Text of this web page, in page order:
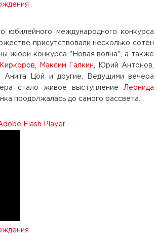
юбилейного международного конкурса
присутствовали несколько сотен
жюри конкурса "Новая волна", а также
Максим Галкин
, Юрий Антонов,
Анита Цой и другие. Ведущими вечера
стало живое выступлениеЛеонида
продолжалась до самого рассвета.
Flash Player